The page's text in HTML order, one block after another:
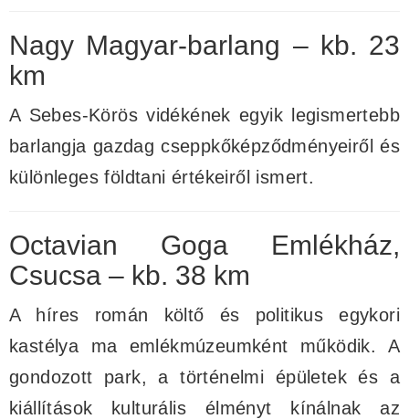
Nagy Magyar-barlang – kb. 23
km
A Sebes-Körös vidékének egyik legismertebb
barlangja gazdag cseppkőképződményeiről és
különleges földtani értékeiről ismert.
Octavian Goga Emlékház,
Csucsa – kb. 38 km
A híres román költő és politikus egykori
kastélya ma emlékmúzeumként működik. A
gondozott park, a történelmi épületek és a
kiállítások kulturális élményt kínálnak az